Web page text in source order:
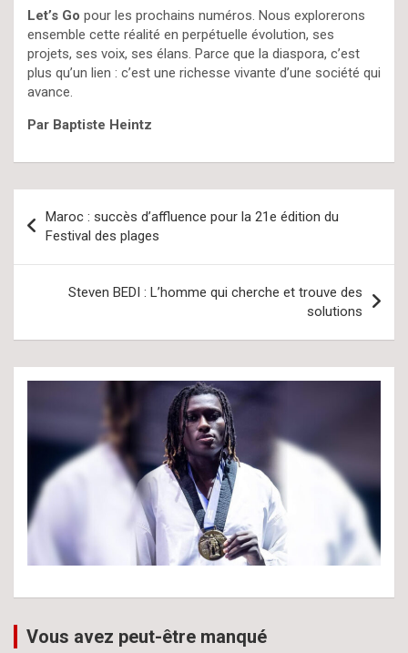
Let’s Go pour les prochains numéros. Nous explorerons
ensemble cette réalité en perpétuelle évolution, ses
projets, ses voix, ses élans. Parce que la diaspora, c’est
plus qu’un lien : c’est une richesse vivante d’une société qui
avance.
Par Baptiste Heintz
de
l’article
Maroc : succès d’affluence pour la 21e édition du
Festival des plages
Steven BEDI : L’homme qui cherche et trouve des
solutions
Vous avez peut-être manqué